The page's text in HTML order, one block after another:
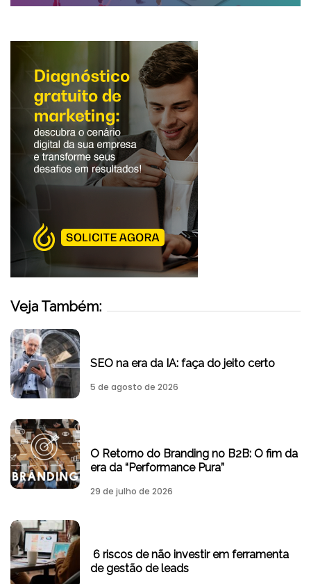
Veja Também:
SEO na era da IA: faça do jeito certo
5 de agosto de 2026
O Retorno do Branding no B2B: O fim da
era da “Performance Pura”
29 de julho de 2026
6 riscos de não investir em ferramenta
de gestão de leads